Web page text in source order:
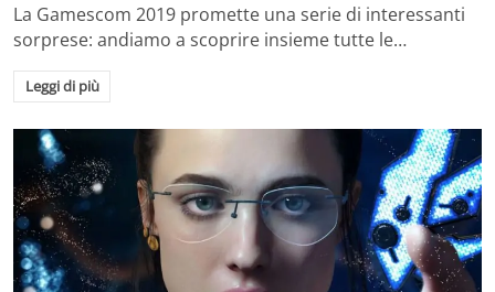
La Gamescom 2019 promette una serie di interessanti
sorprese: andiamo a scoprire insieme tutte le…
Leggi di più